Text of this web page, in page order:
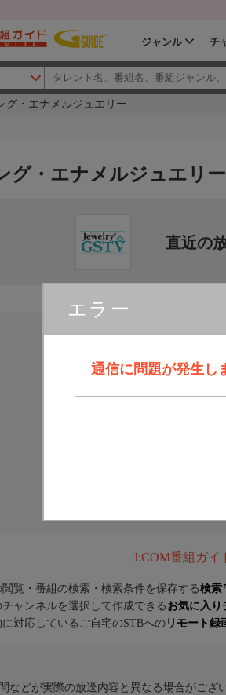
ジャンル チ
グ・エナメルジュエリー
エラー
通信に問題が発生し
グ・エナメルジュエリー
直近の
J:COM番組ガイ
閲覧・番組の検索・検索条件を保存する検索
ャンネルを選択して作成できる お気に入り
対応しているご自宅のSTBへの リモート録
などが実際の放送内容と異なる場合がござ